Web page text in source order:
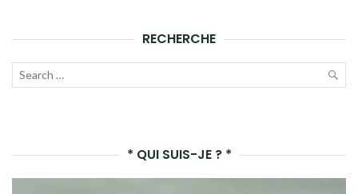
ARTICLES RECHERCHE
Recherche
* QUI SUIS-JE ? *